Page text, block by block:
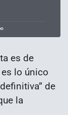
es de
lo único
de
la